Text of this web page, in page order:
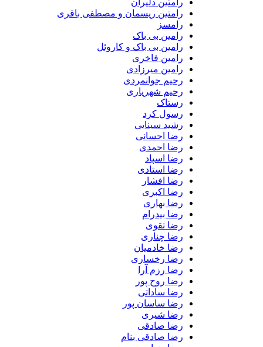
رامتین دلیران
رامتین ریسمان و مصطفی باقری
رامسز
رامین بی باک
رامین بی باک و کاروئل
رامین فاخری
رامین میرزادی
رحیم جوانمردی
رحیم شهریاری
رستاک
رسول کرد
رشید سینایی
رضا احسانی
رضا احمدی
رضا اسپاد
رضا استادی
رضا افشار
رضا اکبری
رضا بهاری
رضا بیدرام
رضا تقوی
رضا چناری
رضا خادمیان
رضا رخساری
رضا رزم آرا
رضا روح پور
رضا ساداتی
رضا ساسان پور
رضا شیری
رضا صادقی
رضا صادقی بنام